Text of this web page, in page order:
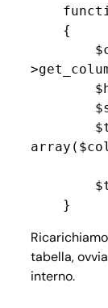
    }
tabella,
interno.